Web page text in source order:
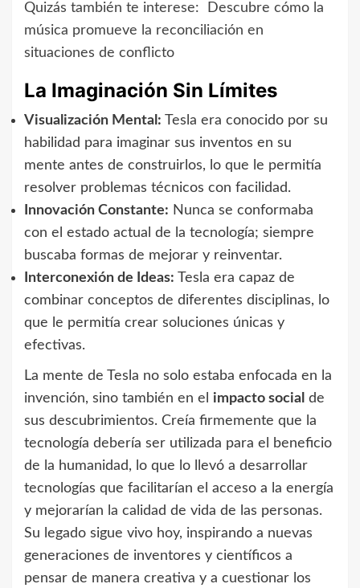
Quizás también te interese:
Descubre cómo la
música promueve la reconciliación en
situaciones de conflicto
La Imaginación Sin Límites
Visualización Mental: Tesla era conocido por su
habilidad para imaginar sus inventos en su
mente antes de construirlos, lo que le permitía
resolver problemas técnicos con facilidad.
Innovación Constante: Nunca se conformaba
con el estado actual de la tecnología; siempre
buscaba formas de mejorar y reinventar.
Interconexión de Ideas: Tesla era capaz de
combinar conceptos de diferentes disciplinas, lo
que le permitía crear soluciones únicas y
efectivas.
La mente de Tesla no solo estaba enfocada en la
invención, sino también en el impacto social de
sus descubrimientos. Creía firmemente que la
tecnología debería ser utilizada para el beneficio
de la humanidad, lo que lo llevó a desarrollar
tecnologías que facilitarían el acceso a la energía
y mejorarían la calidad de vida de las personas.
Su legado sigue vivo hoy, inspirando a nuevas
generaciones de inventores y científicos a
pensar de manera creativa y a cuestionar los